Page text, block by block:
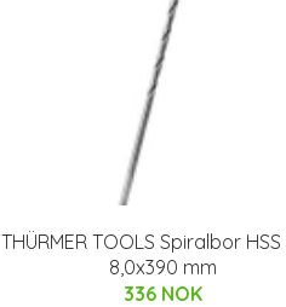
THÜRMER TOOLS Spiralbor
8,0x390 mm
336 NOK